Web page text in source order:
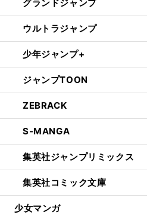
グランドジャンプ
ウルトラジャンプ
少年ジャンプ+
ジャンプTOON
ZEBRACK
S-MANGA
集英社ジャンプリミックス
集英社コミック文庫
少女マンガ